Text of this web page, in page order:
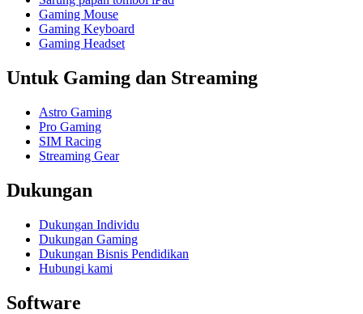
Gaming Mouse
Gaming Keyboard
Gaming Headset
Untuk Gaming dan Streaming
Astro Gaming
Pro Gaming
SIM Racing
Streaming Gear
Dukungan
Dukungan Individu
Dukungan Gaming
Dukungan Bisnis Pendidikan
Hubungi kami
Software